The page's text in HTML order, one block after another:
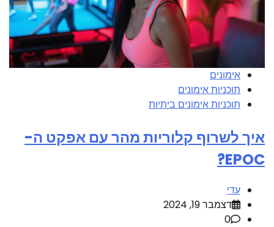
אימונים
תוכניות אימונים
תוכניות אימונים ביתיות
איך לשרוף קלוריות מהר עם אפקט ה-
EPOC?
עדי
דצמבר 19, 2024
0